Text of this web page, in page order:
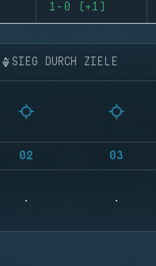
1-0 (+1)
SIEG DURCH ZIELE
02 03